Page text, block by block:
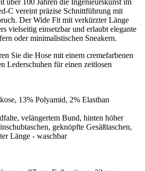
C vereint präzise Schnittführung mit
Der Wide Fit mit verkürzter Länge
vielseitig einsetzbar und erlaubt elegante
oder minimalistischen Sneakern.
Sie die Hose mit einem cremefarbenen
Lederschuhen für einen zeitlosen
13% Polyamid, 2% Elasthan
velängertem Bund, hinten höher
geknöpfte Gesäßtaschen,
Länge - waschbar